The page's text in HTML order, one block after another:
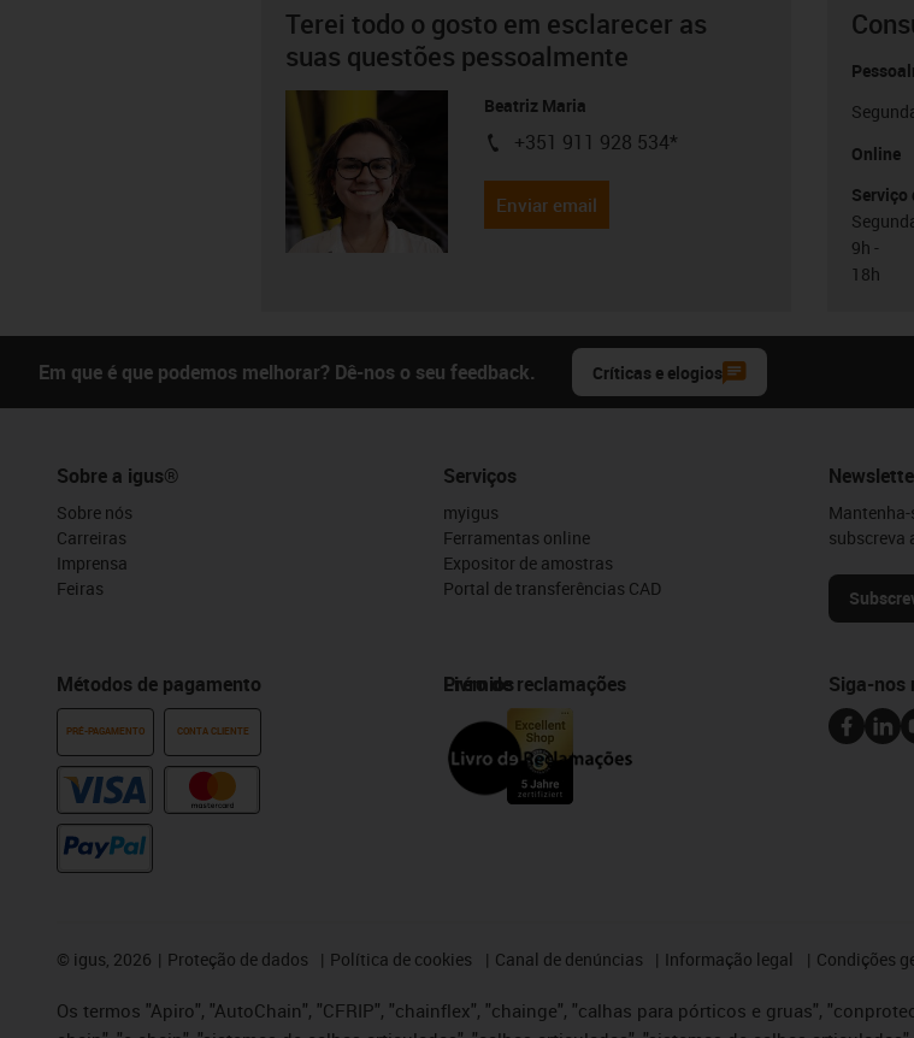
Terei todo o gosto em esclarecer as
suas questões pessoalmente
Beatriz Maria
igus-icon-phone
+351 911 928 534*
Enviar email
Online
Serviço
9h -
18h
Em que é que podemos melhorar? Dê-nos o seu feedback. Críticas e elogios
Sobre a igus®
Sobre nós
Carreiras
Imprensa
Feiras
Métodos de pagamento
PRÉ-PAGAMENTO CONTA CLIENTE
Serviços
myigus
Ferramentas online
Expositor de amostras
Portal de transferências CAD
Prémios
Livro de reclamações
subscreva
Siga-nos
© igus, 2026 Proteção de dados Política de cookies Canal de denúncias Informação legal Condições
Os termos "Apiro", "AutoChain", "CFRIP", "chainflex", "chainge", "calhas para pórticos e gruas",